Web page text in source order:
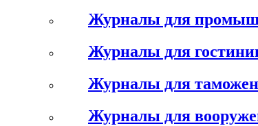
Журналы для
Журналы для
Журналы для
Журналы для